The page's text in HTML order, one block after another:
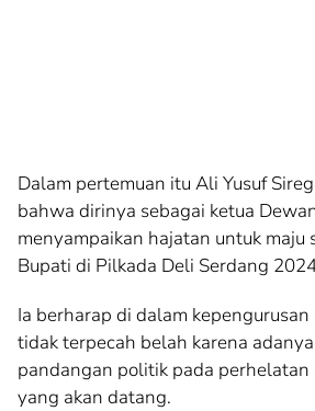
Dalam pertemuan itu Ali Yusuf
bahwa dirinya sebagai ketua
menyampaikan hajatan untuk maju
Bupati di Pilkada Deli Serdang
Ia berharap di dalam
tidak terpecah belah karena
pandangan politik pada perhelatan
yang akan datang.